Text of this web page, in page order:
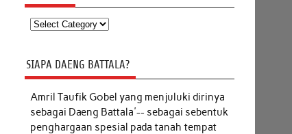
Kategori
SIAPA DAENG BATTALA?
Amril Taufik Gobel yang menjuluki dirinya
sebagai Daeng Battala'-- sebagai sebentuk
penghargaan spesial pada tanah tempat